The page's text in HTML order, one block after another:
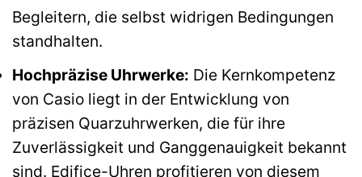
Begleitern, die selbst widrigen Bedingungen
standhalten.
Hochpräzise Uhrwerke: Die Kernkompetenz
von Casio liegt in der Entwicklung von
präzisen Quarzuhrwerken, die für ihre
Zuverlässigkeit und Ganggenauigkeit bekannt
sind. Edifice-Uhren profitieren von diesem